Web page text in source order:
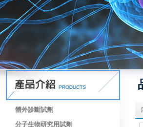
體外診斷試劑
分子生物研究用試劑